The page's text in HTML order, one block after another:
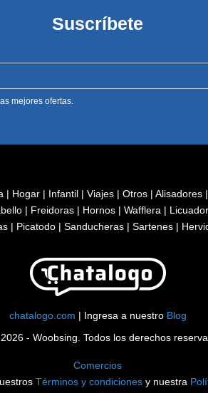
Suscríbete
mejores ofertas.
| Hogar | Infantil | Viajes | Otros | Alisadores |
| Freidoras | Hornos | Wafflera |
| Picatodo | Sanducheras | Sartenes |
chatalogo.com | Ingresa a nuestro Blog
- Woobsing. Todos los derechos
Comercios
Términos y condicionesy nuestra